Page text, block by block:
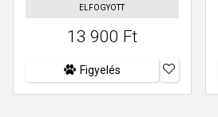
ELFOGYOTT
13 900 Ft
Figyelés